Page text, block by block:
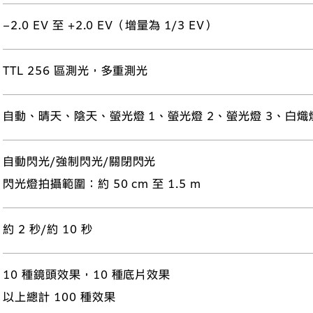
−2.0 EV 至 +2.0 EV（增量為 1/3 EV）
TTL 256 區測光，多重測光
自動、晴天、陰天、螢光燈 1、螢光燈 2、螢光燈 3、白熾
自動閃光/強制閃光/關閉閃光
閃光燈拍攝範圍：約 50 cm 至 1.5 m
約 2 秒/約 10 秒
10 種鏡頭效果，10 種底片效果
以上總計 100 種效果